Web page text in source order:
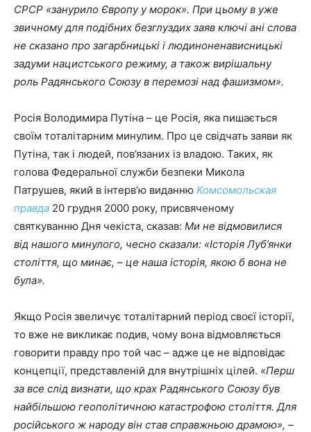
СРСР «занурило Європу у морок». При цьому в уже
звичному для подібних безглуздих заяв ключі ані слова
не сказано про загарбницькі і людиноненависницькі
задуми нацистського режиму, а також вирішальну
роль Радянського Союзу в перемозі над фашизмом».
Росія Володимира Путіна – це Росія, яка пишається
своїм тоталітарним минулим. Про це свідчать заяви як
Путіна, так і людей, пов’язаних із владою. Таких, як
голова Федеральної служби безпеки Микола
Патрушев, який в інтерв’ю виданню Комсомольская
правда 20 грудня 2000 року, присвяченому
святкуванню Дня чекіста, сказав: Ми не відмовилися
від нашого минулого, чесно сказали: «Історія Луб’янки
століття, що минає, – це наша історія, якою б вона не
була».
Якщо Росія звеличує тоталітарний період своєї історії,
то вже не викликає подив, чому вона відмовляється
говорити правду про той час – адже це не відповідає
концепції, представленій для внутрішніх цілей. «Перш
за все слід визнати, що крах Радянського Союзу був
найбільшою геополітичною катастрофою століття. Для
російського ж народу він став справжньою драмою», –